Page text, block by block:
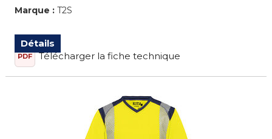
Marque : T2S
Détails
PDF Télécharger la fiche technique